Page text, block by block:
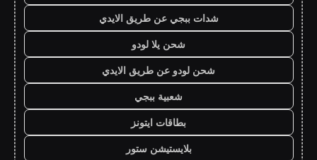
شدات ببجي عن طريق الايدي
شحن يلا لودو
شحن لودو عن طريق الايدي
شعبية ببجي
بطاقات ايتونز
بلايستيشن ستور